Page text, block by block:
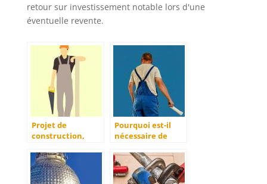
retour sur investissement notable lors d'une
éventuelle revente.
Projet de
construction,
concept d’Eco-
construction?
Pourquoi est-il
nécessaire de
?